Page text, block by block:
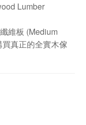
Lumber
維板 (Medium
真正的全實木傢